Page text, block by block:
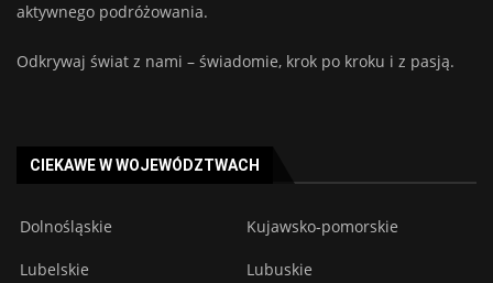
aktywnego podróżowania.
Odkrywaj świat z nami – świadomie, krok po kroku i z pasją.
CIEKAWE W WOJEWÓDZTWACH
Dolnośląskie Kujawsko-pomorskie
Lubelskie Lubuskie